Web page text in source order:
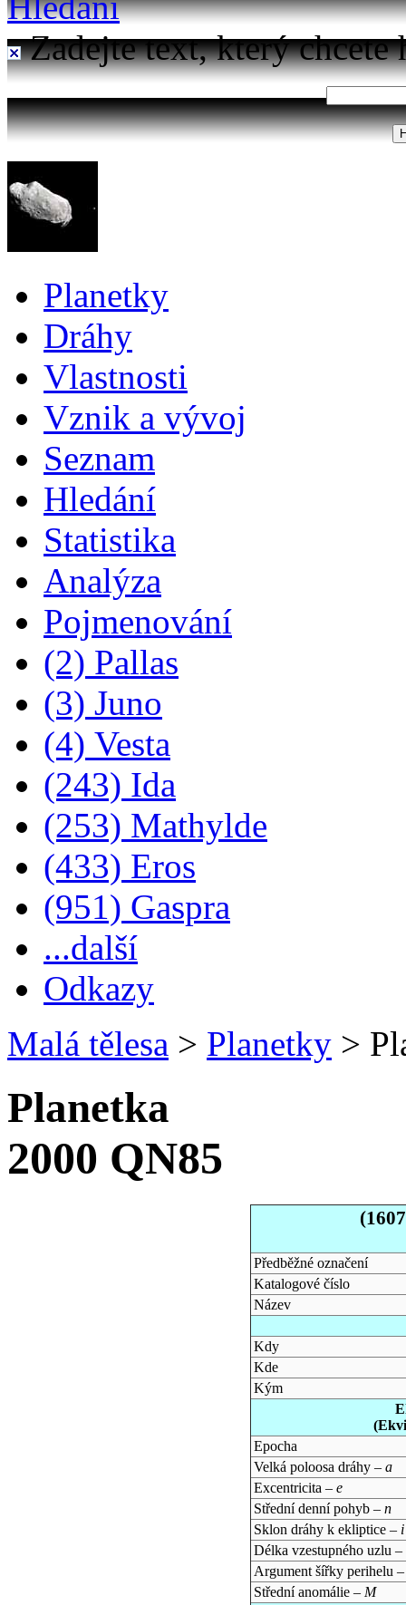
Zadejte text, který chcete
Planetky
Dráhy
Vlastnosti
Vznik a vývoj
Seznam
Hledání
Statistika
Analýza
Pojmenování
(2) Pallas
(3) Juno
(4) Vesta
(243) Ida
(253) Mathylde
(433) Eros
(951) Gaspra
...další
Odkazy
Malá tělesa > Planetky >
Planetka
2000 QN85
Předběžné označení
Katalogové číslo
Název
Kdy
Kde
Kým
Epocha
Velká poloosa dráhy – a
Excentricita – e
Střední denní pohyb – n
Sklon dráhy k ekliptice – i
Délka vzestupného uzlu –
Argument šířky perihelu
Střední anomálie – M